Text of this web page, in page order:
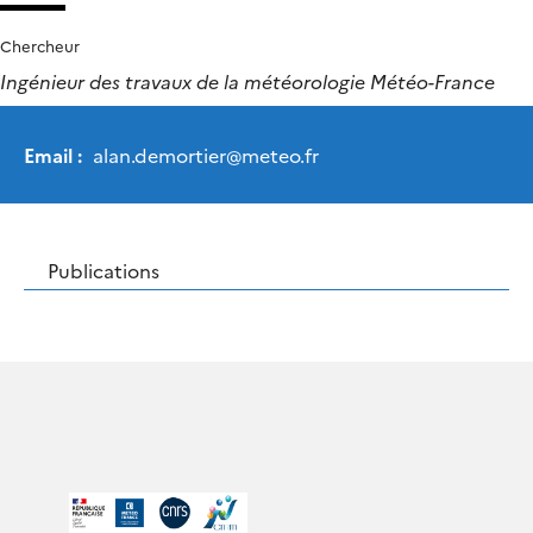
Chercheur
Ingénieur des travaux de la météorologie Météo-France
Email : alan.demortier@meteo.fr
Publications